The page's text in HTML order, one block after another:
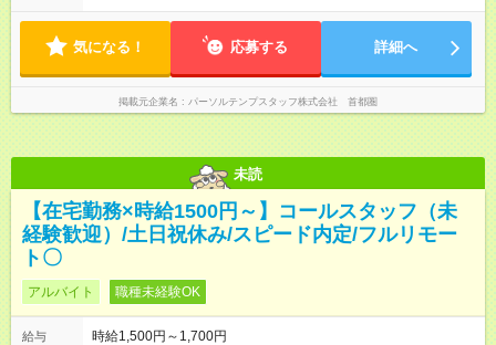
気になる！ 応募する 詳細へ
掲載元企業名 パーソルテンプスタッフ株式会社 首都圏
未読
【在宅勤務×時給1500円～】コールスタッフ（未
経験歓迎）/土日祝休み/スピード内定/フルリモー
ト〇
アルバイト 職種未経験OK
給与
時給1,500円～1,700円